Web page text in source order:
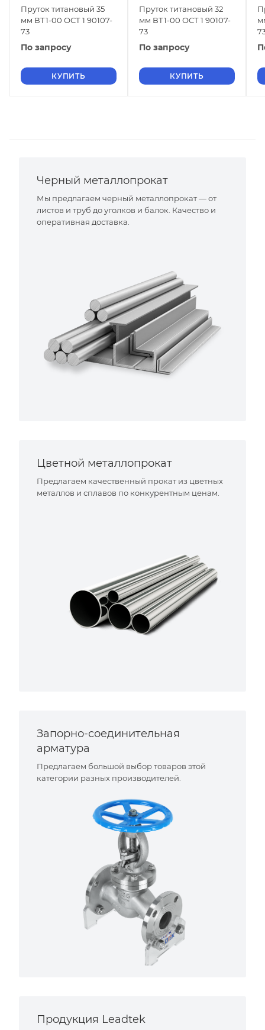
Пруток титановый 35
мм ВТ1-00 ОСТ 1 90107-
73
По запросу
КУПИТЬ
Пруток титановый 32
мм ВТ1-00 ОСТ 1 90107-
73
По запросу
КУПИТЬ
Черный металлопрокат
Мы предлагаем черный металлопрокат — от
листов и труб до уголков и балок. Качество и
оперативная доставка.
Цветной металлопрокат
Предлагаем качественный прокат из цветных
металлов и сплавов по конкурентным ценам.
Запорно-соединительная
арматура
Предлагаем большой выбор товаров этой
категории разных производителей.
Продукция Leadtek